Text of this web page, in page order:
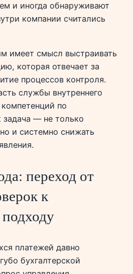
и иногда обнаруживают
компании считались
имеет смысл выстраивать
которая отвечает за
процессов контроля.
службы внутреннего
по
задача — не только
и системно снижать
переход от
к
платежей давно
бухгалтерской